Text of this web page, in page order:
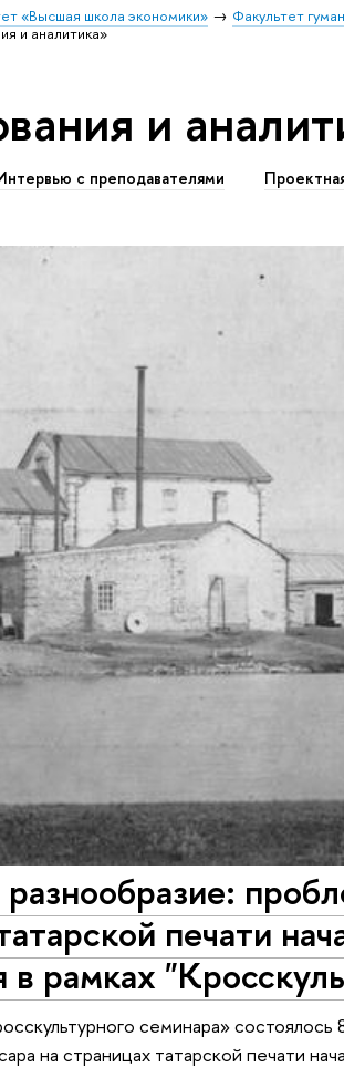
«Высшая школа экономики» Факультет
и аналитика»
и
с преподавателями
печати
рамках
семинара» состоялось
на страницах татарской печати